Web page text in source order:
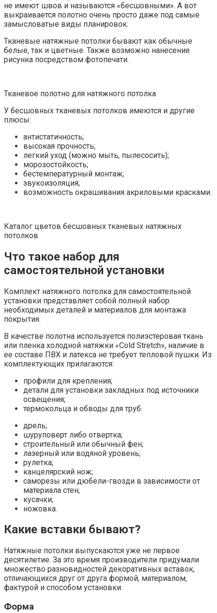
не имеют швов и называются «бесшовными». А вот
выкраивается полотно очень просто даже под самые
замысловатые виды планировок.
Тканевые натяжные потолки бывают как обычные
белые, так и цветные. Также возможно нанесение
рисунка посредством фотопечати.
Тканевое полотно для натяжного потолка
У бесшовных тканевых потолков имеются и другие
плюсы:
антистатичность;
высокая прочность;
легкий уход (можно мыть, пылесосить);
морозостойкость;
бестемпературный монтаж;
звукоизоляция;
возможность окрашивания акриловыми красками.
Каталог цветов бесшовных тканевых натяжных
потолков
Что такое набор для
самостоятельной установки
Комплект натяжного потолка для самостоятельной
установки представляет собой полный набор
необходимых деталей и материалов для монтажа
покрытия.
В качестве полотна используется полиэстеровая ткань
или пленка холодной натяжки «Cold Stretch», наличие в
ее составе ПВХ и латекса не требует тепловой пушки. Из
комплектующих прилагаются:
профили для крепления;
детали для установки закладных под источники
освещения;
термокольца и обводы для труб.
дрель;
шуруповерт либо отвертка;
строительный или обычный фен;
лазерный или водяной уровень;
рулетка;
канцелярский нож;
саморезы или дюбели-гвозди в зависимости от
материала стен;
кусачки;
ножовка.
Какие вставки бывают?
Натяжные потолки выпускаются уже не первое
десятилетие. За это время производители придумали
множество разновидностей декоративных вставок,
отличающихся друг от друга формой, материалом,
фактурой и способом установки.
Форма